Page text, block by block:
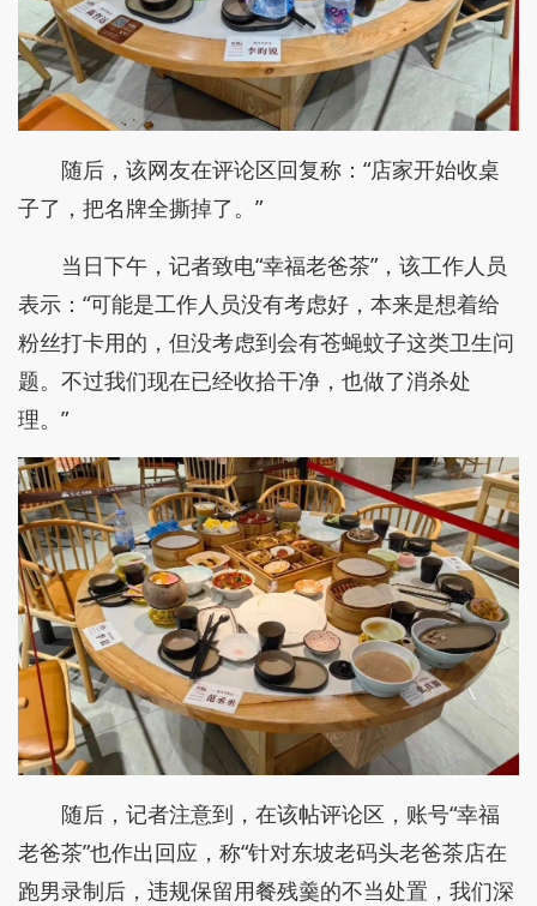
随后，该网友在评论区回复称：“店家开始收桌
子了，把名牌全撕掉了。”
当日下午，记者致电“幸福老爸茶”，该工作人员
表示：“可能是工作人员没有考虑好，本来是想着给
粉丝打卡用的，但没考虑到会有苍蝇蚊子这类卫生问
题。不过我们现在已经收拾干净，也做了消杀处
理。”
随后，记者注意到，在该帖评论区，账号“幸福
老爸茶”也作出回应，称“针对东坡老码头老爸茶店在
跑男录制后，违规保留用餐残羹的不当处置，我们深